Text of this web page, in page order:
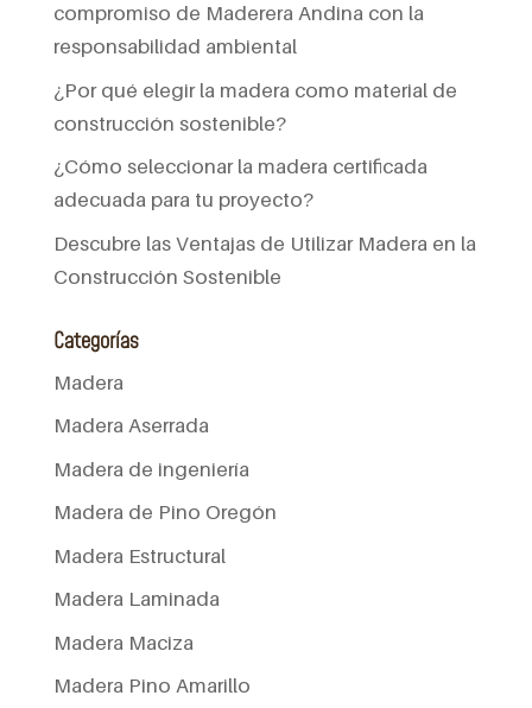
compromiso de Maderera Andina con la
responsabilidad ambiental
¿Por qué elegir la madera como material de
construcción sostenible?
¿Cómo seleccionar la madera certificada
adecuada para tu proyecto?
Descubre las Ventajas de Utilizar Madera en la
Construcción Sostenible
Categorías
Madera
Madera Aserrada
Madera de ingeniería
Madera de Pino Oregón
Madera Estructural
Madera Laminada
Madera Maciza
Madera Pino Amarillo